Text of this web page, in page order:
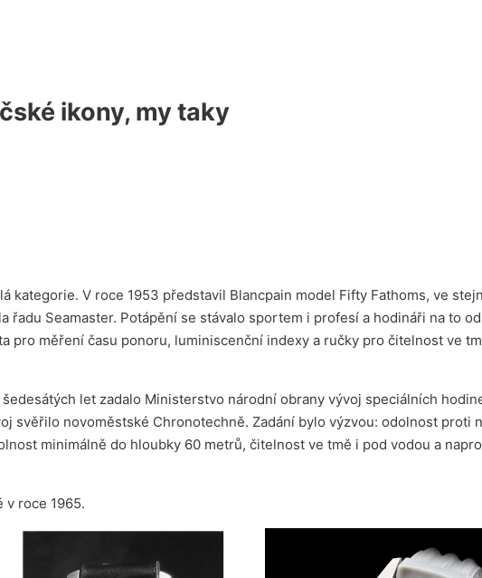
ikony, my taky
kategorie. V roce 1953 představil Blancpain model Fifty Fathoms, ve
řadu Seamaster. Potápění se stávalo sportem i profesí a hodináři na to
pro měření času ponoru, luminiscenční indexy a ručky pro čitelnost ve
let zadalo Ministerstvo národní obrany vývoj speciálních
svěřilo novoměstské Chronotechně. Zadání bylo výzvou: odolnost proti
minimálně do hloubky 60 metrů, čitelnost ve tmě i pod vodou a
v roce 1965.